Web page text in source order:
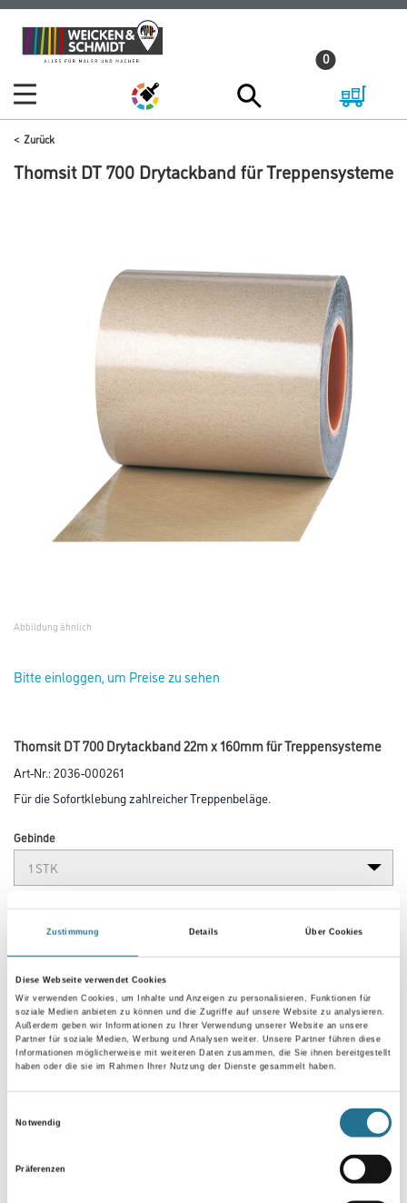
Zustimmung Details Über Cookies
Diese Webseite verwendet Cookies
Wir verwenden Cookies, um Inhalte und Anzeigen zu personalisieren, Funktionen für
soziale Medien anbieten zu können und die Zugriffe auf unsere Website zu analysieren.
Außerdem geben wir Informationen zu Ihrer Verwendung unserer Website an unsere
Partner für soziale Medien, Werbung und Analysen weiter. Unsere Partner führen diese
Informationen möglicherweise mit weiteren Daten zusammen, die Sie ihnen bereitgestellt
haben oder die sie im Rahmen Ihrer Nutzung der Dienste gesammelt haben.
Notwendig
Präferenzen
Zum
Inhalt
Zum
Navigationsmenü
0
Zurück
Thomsit DT 700 Drytackband für Treppensysteme
Abbildung ähnlich
Bitte einloggen, um Preise zu sehen
Thomsit DT 700 Drytackband 22m x 160mm für Treppensysteme
Art-Nr.:2036-000261
Für die Sofortklebung zahlreicher Treppenbeläge.
Gebinde
Umrechnungsfaktoren